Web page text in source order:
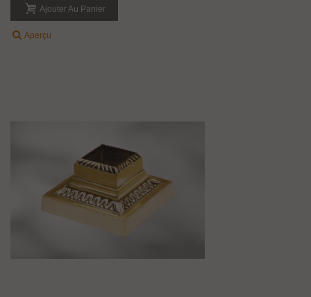
Ajouter Au Panier
Aperçu